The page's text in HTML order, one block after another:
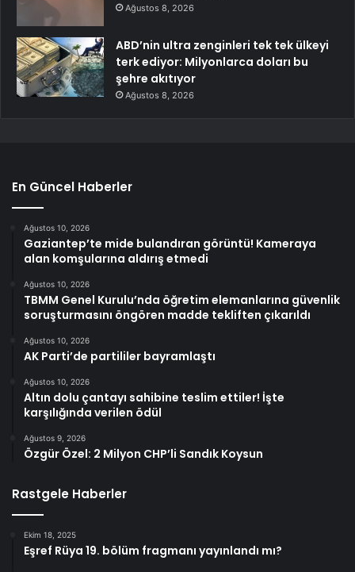
Ağustos 8, 2026
ABD’nin ultra zenginleri tek tek ülkeyi
terk ediyor: Milyonlarca doları bu
şehre akıtıyor
Ağustos 8, 2026
En Güncel Haberler
Ağustos 10, 2026
Gaziantep’te mide bulandıran görüntü! Kameraya
alan komşularına aldırış etmedi
Ağustos 10, 2026
TBMM Genel Kurulu’nda öğretim elemanlarına güvenlik
soruşturmasını öngören madde tekliften çıkarıldı
Ağustos 10, 2026
AK Parti’de partililer bayramlaştı
Ağustos 10, 2026
Altın dolu çantayı sahibine teslim ettiler! İşte
karşılığında verilen ödül
Ağustos 9, 2026
Özgür Özel: 2 Milyon CHP’li Sandık Koysun
Rastgele Haberler
Ekim 18, 2025
Eşref Rüya 19. bölüm fragmanı yayınlandı mı?